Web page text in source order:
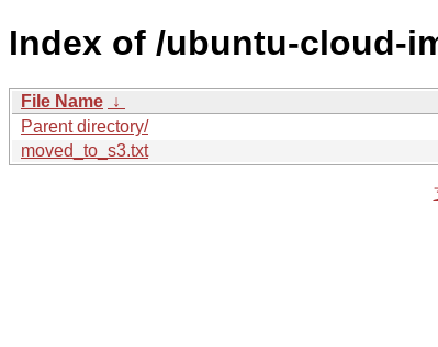
Index of /ubuntu-cloud-
File Name ↓
Parent directory/
moved_to_s3.txt